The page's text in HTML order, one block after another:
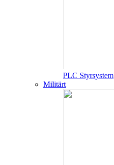
PLC Styrsystem
Militärt